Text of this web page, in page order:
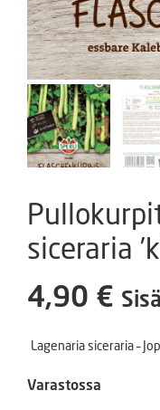
siceraria
4,90 €
Lagenaria siceraria –
Varastossa